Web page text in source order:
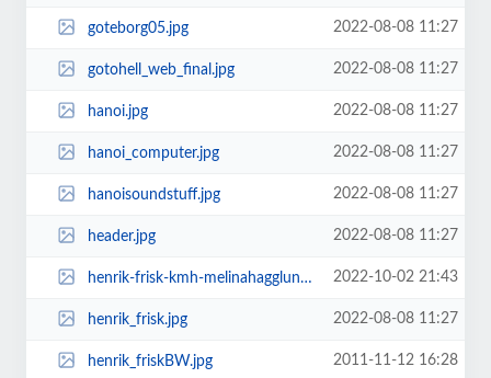
goteborg05.jpg 2022-08-08 11:27
gotohell_web_final.jpg 2022-08-08 11:27
hanoi.jpg 2022-08-08 11:27
hanoi_computer.jpg 2022-08-08 11:27
hanoisoundstuff.jpg 2022-08-08 11:27
header.jpg 2022-08-08 11:27
henrik-frisk-kmh-melinahagglund-2.jpg 2022-10-02 21:43
henrik_frisk.jpg 2022-08-08 11:27
henrik_friskBW.jpg 2011-11-12 16:28